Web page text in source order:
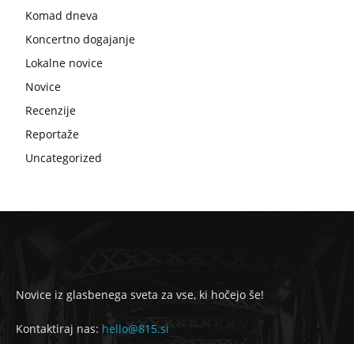
Komad dneva
Koncertno dogajanje
Lokalne novice
Novice
Recenzije
Reportaže
Uncategorized
Novice iz glasbenega sveta za vse, ki hočejo še!
Kontaktiraj nas: hello@815.si